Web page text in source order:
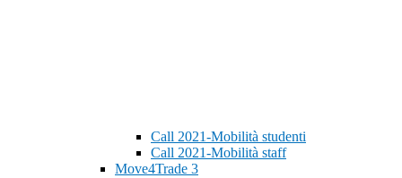
Call 2021-Mobilità studenti
Call 2021-Mobilità staff
Move4Trade 3